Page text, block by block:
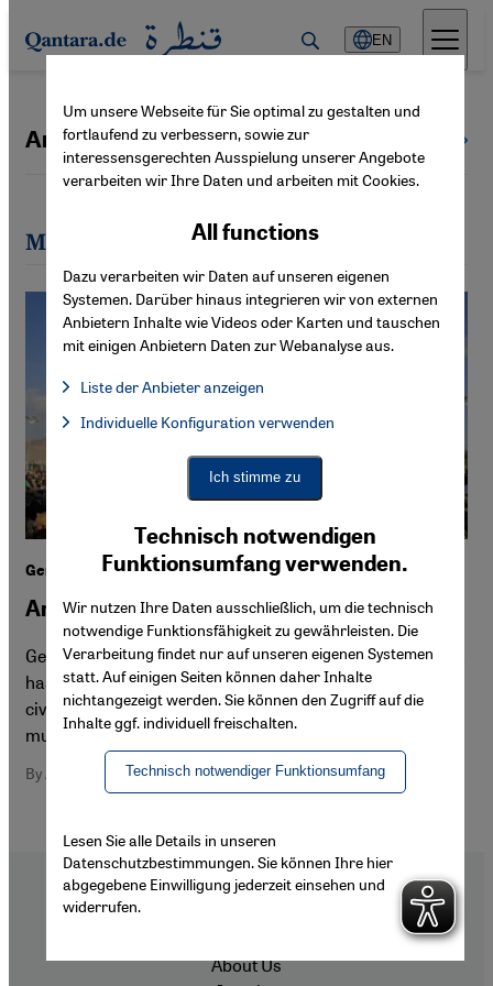
Direkt zum Inhalt springen
EN
Amro Ali
Most recent articles by Amro Ali
Germany and the Gaza war
Arab criticism of German hypocrisy
Germany used to be a role model for the Arab world. That
has changed since the Israeli army killed thousands of
civilians in the war against Hamas – with barely a
murmur of opposition from German politicians
By Amro Ali
FooterAbout Us
Um unsere Webseite für Sie optimal zu gestalten und
fortlaufend zu verbessern, sowie zur
interessensgerechten Ausspielung unserer Angebote
verarbeiten wir Ihre Daten und arbeiten mit Cookies.
Technisch notwendigen
Funktionsumfang verwenden.
Wir nutzen Ihre Daten ausschließlich, um die technisch
notwendige Funktionsfähigkeit zu gewährleisten. Die
Verarbeitung findet nur auf unseren eigenen Systemen
statt. Auf einigen Seiten können daher Inhalte
nichtangezeigt werden. Sie können den Zugriff auf die
Inhalte ggf. individuell freischalten.
Technisch notwendiger Funktionsumfang
All functions
Dazu verarbeiten wir Daten auf unseren eigenen
Systemen. Darüber hinaus integrieren wir von externen
Anbietern Inhalte wie Videos oder Karten und tauschen
mit einigen Anbietern Daten zur Webanalyse aus.
Liste der Anbieter anzeigen
Facebook Embed / Facebook Connect, Google Maps Embed,
Facebook Embed / Facebook Connect
Google Maps Embed
Individuelle Konfiguration verwenden
Ich stimme zu
Lesen Sie alle Details in unseren
Datenschutzbestimmungen. Sie können Ihre hier
abgegebene Einwilligung jederzeit einsehen und
widerrufen.